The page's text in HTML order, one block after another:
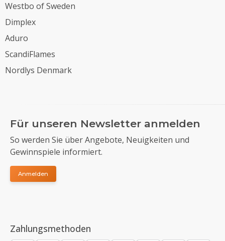
Westbo of Sweden
Dimplex
Aduro
ScandiFlames
Nordlys Denmark
Für unseren Newsletter anmelden
So werden Sie über Angebote, Neuigkeiten und
Gewinnspiele informiert.
Anmelden
Zahlungsmethoden